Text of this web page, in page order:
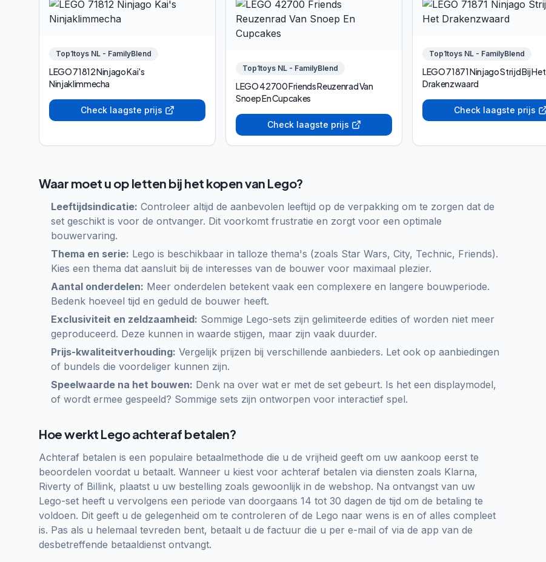
Top1toys NL - FamilyBlend
LEGO 71812 Ninjago Kai's
Ninjaklimmecha
Check laagste prijs
Top1toys NL - FamilyBlend
LEGO 42700 Friends Reuzenrad Van
Snoep En Cupcakes
Check laagste prijs
Top1toys NL - FamilyBlend
LEGO 71871 Ninjago Strijd Bij Het
Drakenzwaard
Check laagste prijs
Waar moet u op letten bij het kopen van Lego?
Leeftijdsindicatie: Controleer altijd de aanbevolen leeftijd op de verpakking om te zorgen dat de
set geschikt is voor de ontvanger. Dit voorkomt frustratie en zorgt voor een optimale
bouwervaring.
Thema en serie: Lego is beschikbaar in talloze thema's (zoals Star Wars, City, Technic, Friends).
Kies een thema dat aansluit bij de interesses van de bouwer voor maximaal plezier.
Aantal onderdelen: Meer onderdelen betekent vaak een complexere en langere bouwperiode.
Bedenk hoeveel tijd en geduld de bouwer heeft.
Exclusiviteit en zeldzaamheid: Sommige Lego-sets zijn gelimiteerde edities of worden niet meer
geproduceerd. Deze kunnen in waarde stijgen, maar zijn vaak duurder.
Prijs-kwaliteitverhouding: Vergelijk prijzen bij verschillende aanbieders. Let ook op aanbiedingen
of bundels die voordeliger kunnen zijn.
Speelwaarde na het bouwen: Denk na over wat er met de set gebeurt. Is het een displaymodel,
of wordt ermee gespeeld? Sommige sets zijn ontworpen voor interactief spel.
Hoe werkt Lego achteraf betalen?
Achteraf betalen is een populaire betaalmethode die u de vrijheid geeft om uw aankoop eerst te
beoordelen voordat u betaalt. Wanneer u kiest voor achteraf betalen via diensten zoals Klarna,
Riverty of Billink, plaatst u uw bestelling zoals gewoonlijk in de webshop. Na ontvangst van uw
Lego-set heeft u vervolgens een periode van doorgaans 14 tot 30 dagen de tijd om de betaling te
voldoen. Dit geeft u de gelegenheid om te controleren of de Lego naar wens is en of alles compleet
is. Pas als u helemaal tevreden bent, betaalt u de factuur die u per e-mail of via de app van de
desbetreffende betaaldienst ontvangt.